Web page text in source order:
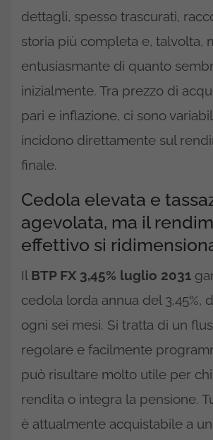
dettagli, spesso trascurati,
storia più completa e, talvolta,
entusiasmante di quanto
inizialmente. Tra prezzo di
pari e inflazione, ci sono
incidono direttamente sul
finale.
Cedola elevata e
agevolata, ma il
effettivo si
Il BTP FX 3,45% luglio 2031
cedola lorda annua del 3,45%,
ogni sei mesi. Si tratta di un
regolare e facilmente
può risultare molto utile per
rendita o integra la pensione.
è attualmente acquistabile a